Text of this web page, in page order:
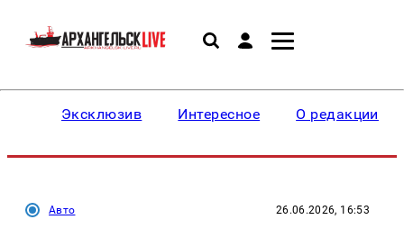
Эксклюзив Интересное О редакции
Авто 26.06.2026, 16:53